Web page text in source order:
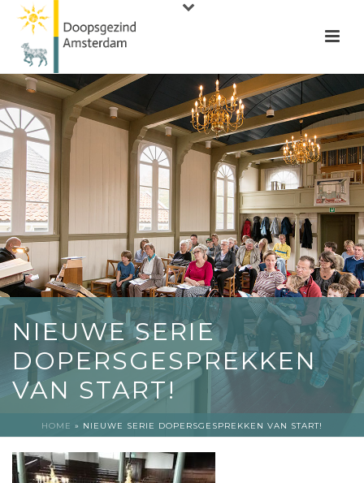
NIEUWE SERIE
DOPERSGESPREKKEN
VAN START!
HOME » NIEUWE SERIE DOPERSGESPREKKEN VAN START!